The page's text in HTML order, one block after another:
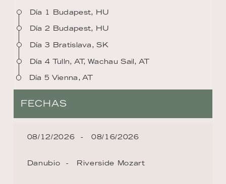
Día 1 Budapest, HU
Día 2 Budapest, HU
Día 3 Bratislava, SK
Día 4 Tulln, AT, Wachau Sail, AT
Día 5 Vienna, AT
FECHAS
08/12/2026 08/16/2026
Danubio Riverside Mozart